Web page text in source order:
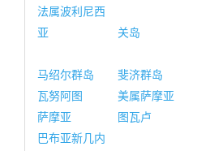
法属波利尼西
亚
关岛
马绍尔群岛 斐济群岛
瓦努阿图
美属萨摩亚
萨摩亚
图瓦卢
巴布亚新几内